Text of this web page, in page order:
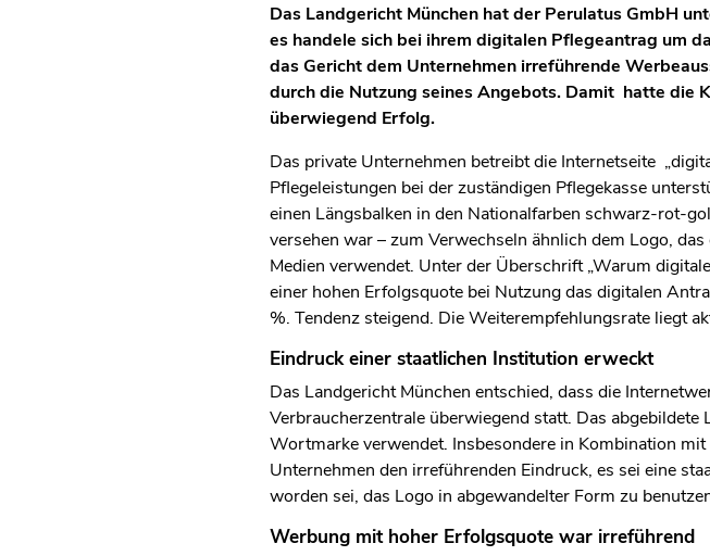
Das Landgericht München hat der Perulatus GmbH
es handele sich bei ihrem digitalen Pflegeantrag um
das Gericht dem Unternehmen irreführende
durch die Nutzung seines Angebots. Damit hatte die
überwiegend Erfolg.
Das private Unternehmen betreibt die Internetseite
Pflegeleistungen bei der zuständigen Pflegekasse
einen Längsbalken in den Nationalfarben schwarz-rot-
versehen war – zum Verwechseln ähnlich dem Logo,
Medien verwendet. Unter der Überschrift „Warum
einer hohen Erfolgsquote bei Nutzung das digitalen
%. Tendenz steigend. Die Weiterempfehlungsrate liegt
Eindruck einer staatlichen Institution erweckt
Das Landgericht München entschied, dass die
Verbraucherzentrale überwiegend statt. Das
Wortmarke verwendet. Insbesondere in Kombination
Unternehmen den irreführenden Eindruck, es sei eine
worden sei, das Logo in abgewandelter Form zu
Werbung mit hoher Erfolgsquote war irreführend